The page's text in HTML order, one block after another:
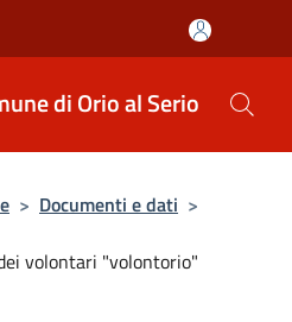
di Orio al Serio
> Documenti e dati >
volontari "volontorio"